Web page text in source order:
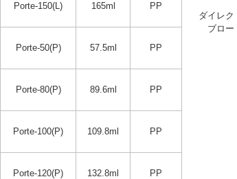
ダイレク
ブロー
Porte-150(L) 165ml PP
Porte-50(P) 57.5ml PP
Porte-80(P) 89.6ml PP
Porte-100(P) 109.8ml PP
Porte-120(P) 132.8ml PP